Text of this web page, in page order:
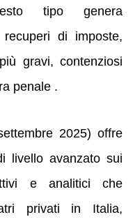
tipo genera
di imposte,
gravi, contenziosi
penale .
2025) offre
livello avanzato sui
e analitici che
privati in Italia,